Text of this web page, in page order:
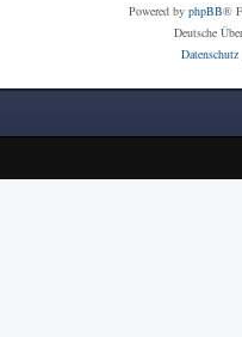
Powered by phpBB®
Deutsche
Datenschutz